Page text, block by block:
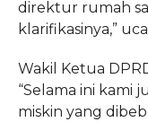
direktur rumah
klarifikasinya,”
Wakil Ketua
“Selama ini kami
miskin yang